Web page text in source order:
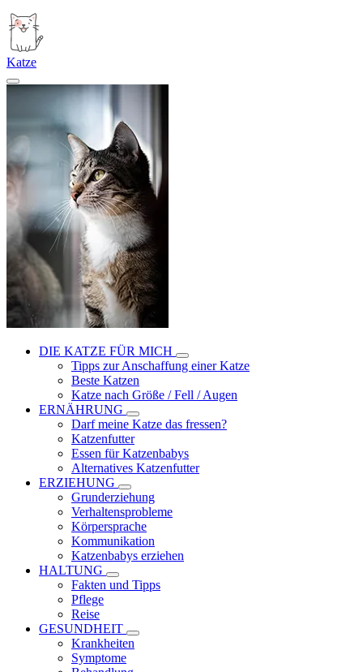
Katze
DIE KATZE FÜR MICH
Tipps zur Anschaffung einer Katze
Beste Katzen
Katze nach Größe / Fell / Augen
ERNÄHRUNG
Darf meine Katze das fressen?
Katzenfutter
Essen für Katzenbabys
Alternatives Katzenfutter
ERZIEHUNG
Grunderziehung
Verhaltensprobleme
Körpersprache
Kommunikation
Katzenbabys erziehen
HALTUNG
Fakten und Tipps
Pflege
Reise
GESUNDHEIT
Krankheiten
Symptome